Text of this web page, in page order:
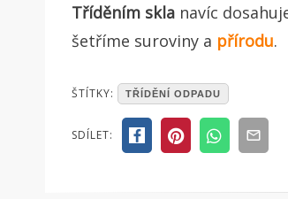
Tříděním skla navíc
šetříme suroviny a přírodu.
POSTED
ČLÁNKY
ŠTÍTKY: TŘÍDĚNÍ ODPADU
SDÍLET: